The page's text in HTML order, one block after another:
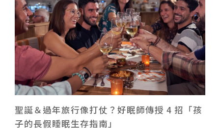
諮詢評價
聖誕＆過年旅行像打仗？好眠師傳授 4 招「孩
子的長假睡眠生存指南」